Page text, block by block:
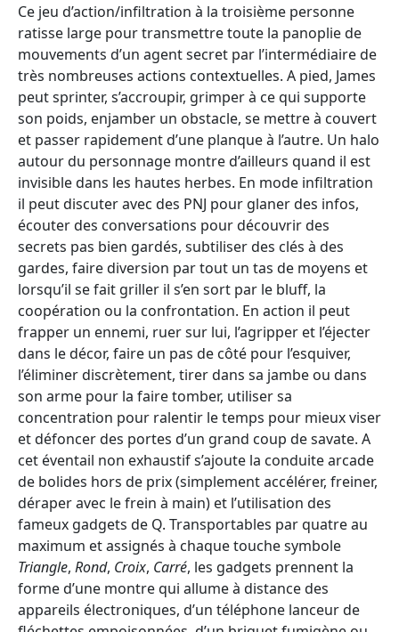
Ce jeu d’action/infiltration à la troisième personne
ratisse large pour transmettre toute la panoplie de
mouvements d’un agent secret par l’intermédiaire de
très nombreuses actions contextuelles. A pied, James
peut sprinter, s’accroupir, grimper à ce qui supporte
son poids, enjamber un obstacle, se mettre à couvert
et passer rapidement d’une planque à l’autre. Un halo
autour du personnage montre d’ailleurs quand il est
invisible dans les hautes herbes. En mode infiltration
il peut discuter avec des PNJ pour glaner des infos,
écouter des conversations pour découvrir des
secrets pas bien gardés, subtiliser des clés à des
gardes, faire diversion par tout un tas de moyens et
lorsqu’il se fait griller il s’en sort par le bluff, la
coopération ou la confrontation. En action il peut
frapper un ennemi, ruer sur lui, l’agripper et l’éjecter
dans le décor, faire un pas de côté pour l’esquiver,
l’éliminer discrètement, tirer dans sa jambe ou dans
son arme pour la faire tomber, utiliser sa
concentration pour ralentir le temps pour mieux viser
et défoncer des portes d’un grand coup de savate. A
cet éventail non exhaustif s’ajoute la conduite arcade
de bolides hors de prix (simplement accélérer, freiner,
déraper avec le frein à main) et l’utilisation des
fameux gadgets de Q. Transportables par quatre au
maximum et assignés à chaque touche symbole
Triangle, Rond, Croix, Carré, les gadgets prennent la
forme d’une montre qui allume à distance des
appareils électroniques, d’un téléphone lanceur de